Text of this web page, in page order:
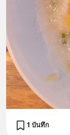
1 บันทึก